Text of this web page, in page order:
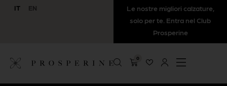
Le nostre migliori calzature,
solo per te. Entra nel Club
Prosperine
IT EN
0